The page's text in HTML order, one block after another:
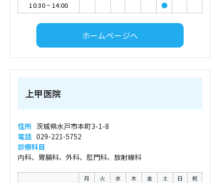
10:30~ 14:00 ●
ホームページへ
上甲医院
住所 茨城県水戸市本町3-1-8
電話 029-221-5752
診療科目
内科、胃腸科、外科、肛門科、放射線科
月 火 水 木 金 土 日 祝